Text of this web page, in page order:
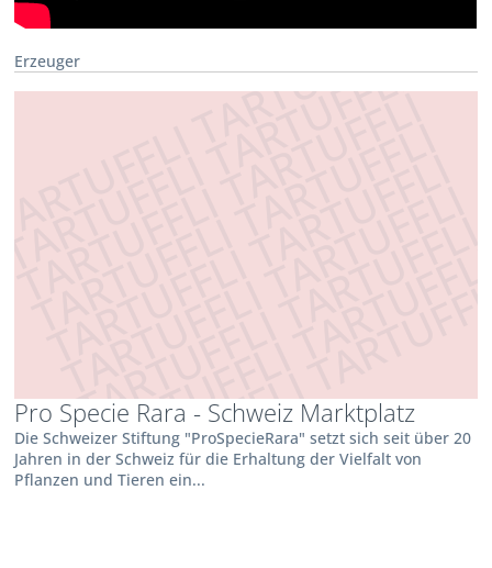
Erzeuger
Pro Specie Rara - Schweiz Marktplatz
Die Schweizer Stiftung "ProSpecieRara" setzt sich seit über 20
Jahren in der Schweiz für die Erhaltung der Vielfalt von
Pflanzen und Tieren ein...